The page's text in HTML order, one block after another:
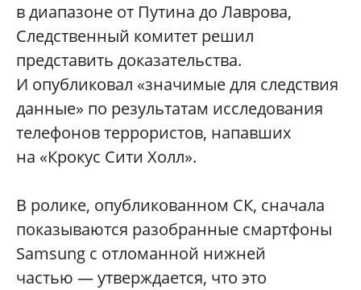
в диапазоне от Путина до Лаврова,
Следственный комитет решил
представить доказательства.
И опубликовал «значимые для следствия
данные» по результатам исследования
телефонов террористов, напавших
на «Крокус Сити Холл».
В ролике, опубликованном СК, сначала
показываются разобранные смартфоны
Samsung с отломанной нижней
частью — утверждается, что это